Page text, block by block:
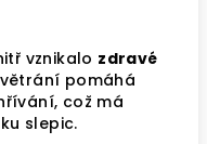
vznikalo zdravé
větrání pomáhá
což má
slepic.